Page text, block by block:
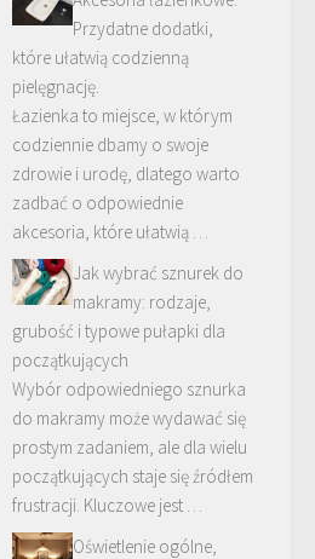
Przydatne dodatki,
które ułatwią codzienną
pielęgnację.
Łazienka to miejsce, w którym
codziennie dbamy o swoje
zdrowie i urodę, dlatego warto
zadbać o odpowiednie
akcesoria, które ułatwią …
Jak wybrać sznurek do
makramy: rodzaje,
grubość i typowe pułapki dla
początkujących
Wybór odpowiedniego sznurka
do makramy może wydawać się
prostym zadaniem, ale dla wielu
początkujących staje się źródłem
frustracji. Kluczowe jest …
Oświetlenie ogólne,